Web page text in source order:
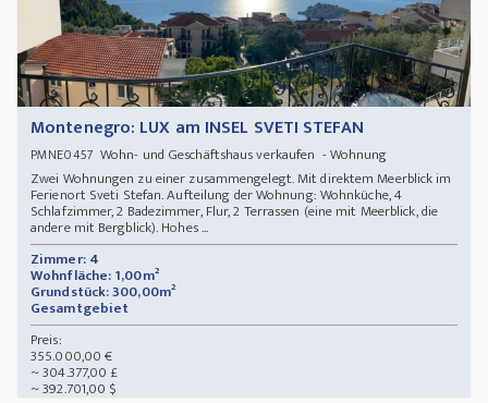
Montenegro: LUX am INSEL SVETI STEFAN
PMNE0457 Wohn- und Geschäftshaus verkaufen - Wohnung
Zwei Wohnungen zu einer zusammengelegt. Mit direktem Meerblick im
Ferienort Sveti Stefan. Aufteilung der Wohnung: Wohnküche, 4
Schlafzimmer, 2 Badezimmer, Flur, 2 Terrassen (eine mit Meerblick, die
andere mit Bergblick). Hohes ...
Zimmer: 4
Wohnfläche: 1,00m²
Grundstück: 300,00m²
Gesamtgebiet
Preis:
355.000,00 €
~ 304.377,00 £
~ 392.701,00 $